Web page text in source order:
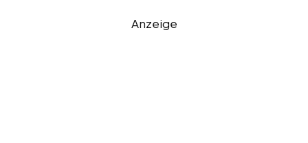
Anzeige